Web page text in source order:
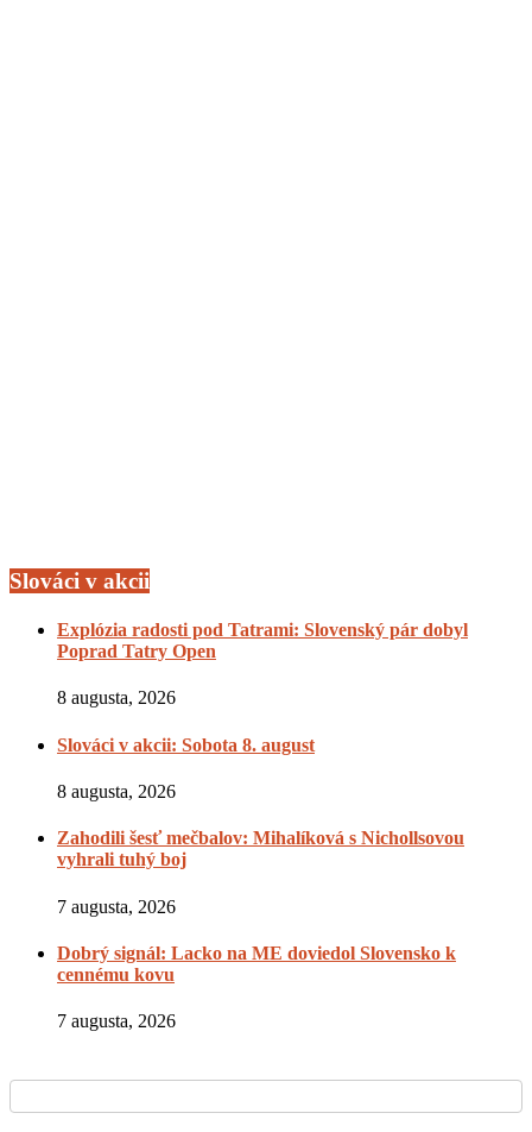
Slováci v akcii
Explózia radosti pod Tatrami: Slovenský pár dobyl
Poprad Tatry Open
8 augusta, 2026
Slováci v akcii: Sobota 8. august
8 augusta, 2026
Zahodili šesť mečbalov: Mihalíková s Nichollsovou
vyhrali tuhý boj
7 augusta, 2026
Dobrý signál: Lacko na ME doviedol Slovensko k
cennému kovu
7 augusta, 2026